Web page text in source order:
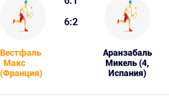
Вестфаль
Макс
(Франция)
6:2
Аранзабаль
Микель (4,
Испания)